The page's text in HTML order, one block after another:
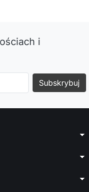
i
arrow_drop_down
arrow_drop_down
arrow_drop_down